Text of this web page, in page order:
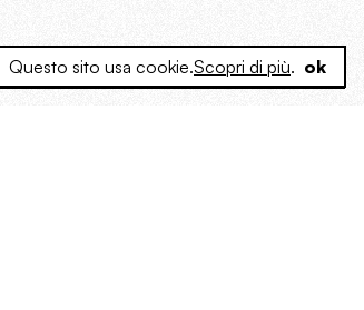
Questo sito usa cookie.Scopri di più. ok